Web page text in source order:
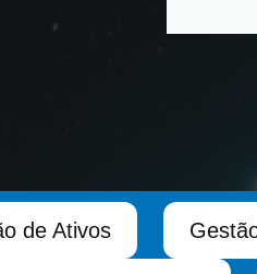
de Ativos